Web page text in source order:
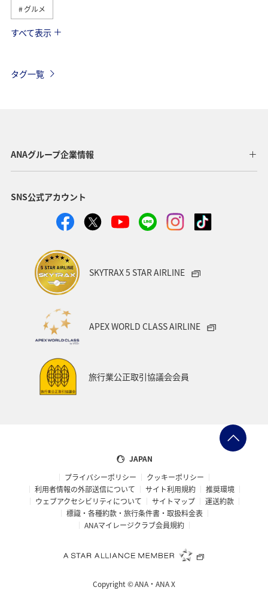
グルメ
京都府
神戸 冬 自然・植物 ホテル
ANAグルメマイル
静岡県 沖縄 島根県 夜景
女子旅 北陸地方
アオリイカ
すべて表示
タグ一覧
ANAグループ企業情報
SNS公式アカウント
SKYTRAX 5 STAR AIRLINE
APEX WORLD CLASS AIRLINE
旅行業公正取引協議会会員
JAPAN
プライバシーポリシー
クッキーポリシー
利用者情報の外部送信について
サイト利用規約
推奨環境
ウェブアクセシビリティについて
サイトマップ
運送約款
標識・各種約款・旅行条件書・取扱料金表
ANAマイレージクラブ会員規約
Copyright ©ANA・ANA X